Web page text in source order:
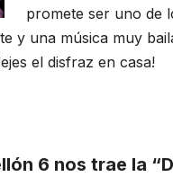
promete ser uno de
y una música muy
el disfraz en casa!
6 nos trae la